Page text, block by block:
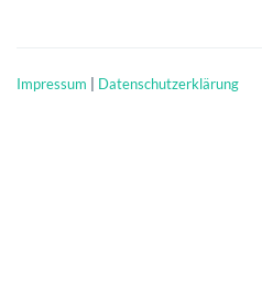
Impressum Datenschutzerklärung